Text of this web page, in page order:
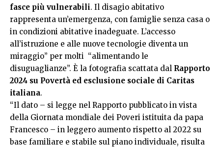
fasce più vulnerabili. Il disagio abitativo
rappresenta un’emergenza, con famiglie senza casa o
in condizioni abitative inadeguate. L’accesso
all’istruzione e alle nuove tecnologie diventa un
miraggio” per molti “alimentando le
disuguaglianze”. È la fotografia scattata dal Rapporto
2024 su Povertà ed esclusione sociale di Caritas
italiana.
“Il dato – si legge nel Rapporto pubblicato in vista
della Giornata mondiale dei Poveri istituita da papa
Francesco – in leggero aumento rispetto al 2022 su
base familiare e stabile sul piano individuale, risulta